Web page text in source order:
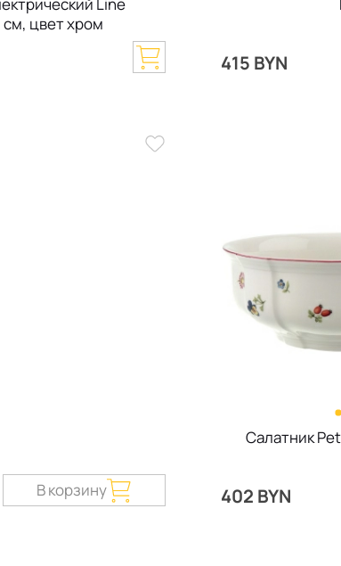
см, цвет хром
415 BYN
В корзину
Салатник
402 BYN